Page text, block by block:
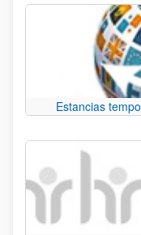
Estancias